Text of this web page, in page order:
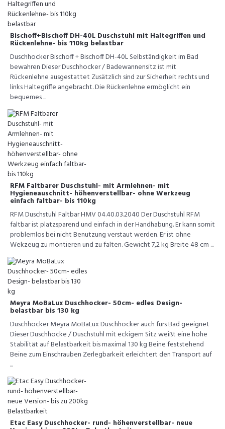
Bischoff+Bischoff DH-40L Duschstuhl mit Haltegriffen und
Rückenlehne- bis 110kg belastbar
Duschhocker Bischoff + Bischoff DH-40L Selbständigkeit im Bad
bewahren Dieser Duschhocker / Badewannensitz ist mit
Rückenlehne ausgestattet Zusätzlich sind zur Sicherheit rechts und
links Haltegriffe angebracht. Die Rückenlehne ermöglicht ein
bequemes ...
RFM Faltbarer Duschstuhl- mit Armlehnen- mit
Hygieneauschnitt- höhenverstellbar- ohne Werkzeug
einfach faltbar- bis 110kg
RFM Duschstuhl Faltbar HMV 04.40.03.2040 Der Duschstuhl RFM
faltbar ist platzsparend und einfach in der Handhabung. Er kann somit
problemlos bei nicht Benutzung verstaut werden. Er ist ohne
Wekzeug zu montieren und zu falten. Gewicht 7,2 kg Breite 48 cm ...
Meyra MoBaLux Duschhocker- 50cm- edles Design-
belastbar bis 130 kg
Duschhocker Meyra MoBaLux Duschhocker auch fürs Bad geeignet
Dieser Duschhocke / Duschstuhl mit eckigem Sitz weißt eine hohe
Stabilität auf Belastbarkeit bis maximal 130 kg Beine feststehend
Beine zum Einschrauben Zerlegbarkeit erleichtert den Transport auf
...
Etac Easy Duschhocker- rund- höhenverstellbar- neue